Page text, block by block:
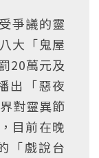
爭議的靈
大「鬼屋
20萬元及
出「惡夜
對靈異節
目前在晚
「戲說台